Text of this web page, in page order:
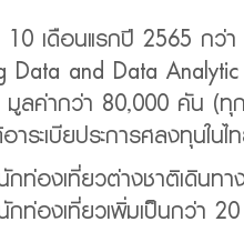
10 เดือนแรกปี 2565 ก
Data and Data
ค่ากว่า 80,000 คัน (ทุ
ะเบียประการศลงทุนใน
ท่องเที่ยวต่างชาติเดินท
องเที่ยวเพิ่มเป็นกว่า